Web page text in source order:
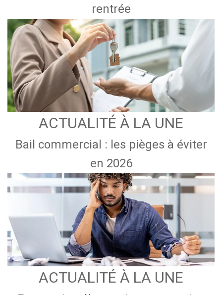
rentrée
ACTUALITÉ À LA UNE
Bail commercial : les pièges à éviter
en 2026
ACTUALITÉ À LA UNE